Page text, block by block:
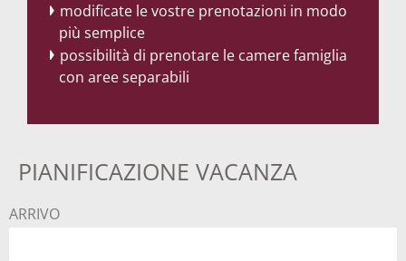
modificate le vostre prenotazioni in modo
più semplice
possibilità di prenotare le camere famiglia
con aree separabili
PIANIFICAZIONE VACANZA
ARRIVO